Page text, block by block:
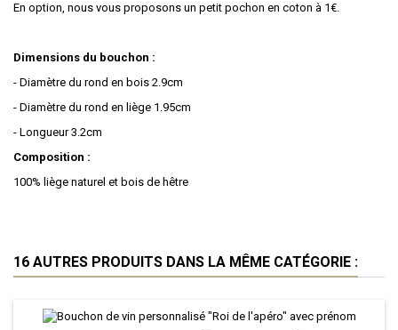
En option, nous vous proposons un petit pochon en coton à 1€.
Dimensions du bouchon :
- Diamètre du rond en bois 2.9cm
- Diamètre du rond en liège 1.95cm
- Longueur 3.2cm
Composition :
100% liège naturel et bois de hêtre
16 AUTRES PRODUITS DANS LA MÊME CATÉGORIE :